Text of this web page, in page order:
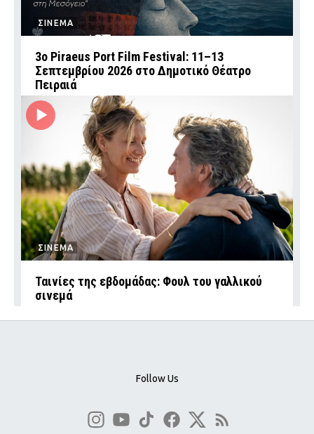
ΣΙΝΕΜΑ
3ο Piraeus Port Film Festival: 11–13
Σεπτεμβρίου 2026 στο Δημοτικό Θέατρο
Πειραιά
ΣΙΝΕΜΑ
Ταινίες της εβδομάδας: Φουλ του γαλλικού
σινεμά
Follow Us